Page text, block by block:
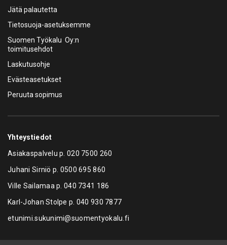
Jätä palautetta
Tietosuoja-asetuksemme
Suomen Työkalu Oy:n
toimitusehdot
Laskutusohje
Evästeasetukset
Peruuta sopimus
Yhteystiedot
Asiakaspalvelu p.020 7500 260
Juhani Sirniö p. 0500 695 860
Ville Sailamaa p.040 7341 186
Karl-Johan Stolpe p. 040 930 7877
etunimi.sukunimi@suomentyokalu.fi